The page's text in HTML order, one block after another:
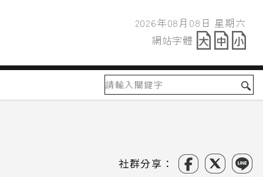
2026年08月08日
網站字體
社群分享：
2026年08月08日 星期六
網站字體